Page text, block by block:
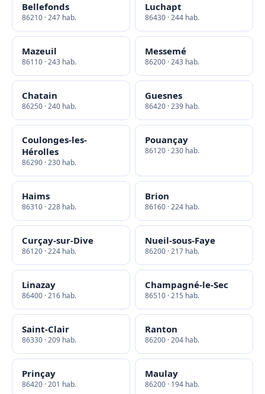
Bellefonds
86210 · 247 hab.
Luchapt
86430 · 244 hab.
Mazeuil
86110 · 243 hab.
Messemé
86200 · 243 hab.
Chatain
86250 · 240 hab.
Guesnes
86420 · 239 hab.
Coulonges-les-
Hérolles
86290 · 230 hab.
Pouançay
86120 · 230 hab.
Haims
86310 · 228 hab.
Brion
86160 · 224 hab.
Curçay-sur-Dive
86120 · 224 hab.
Nueil-sous-Faye
86200 · 217 hab.
Linazay
86400 · 216 hab.
Champagné-le-Sec
86510 · 215 hab.
Saint-Clair
86330 · 209 hab.
Ranton
86200 · 204 hab.
Prinçay
86420 · 201 hab.
Maulay
86200 · 194 hab.